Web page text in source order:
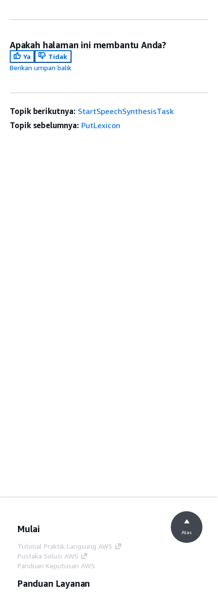
Apakah halaman ini membantu Anda?
Ya
Tidak
Berikan umpan balik
Topik berikutnya: StartSpeechSynthesisTask
Topik sebelumnya: PutLexicon
Mulai
Tutorial Praktik Langsung AWS
Pustaka Solusi AWS
Panduan Keputusan AWS
Panduan Layanan
Atas